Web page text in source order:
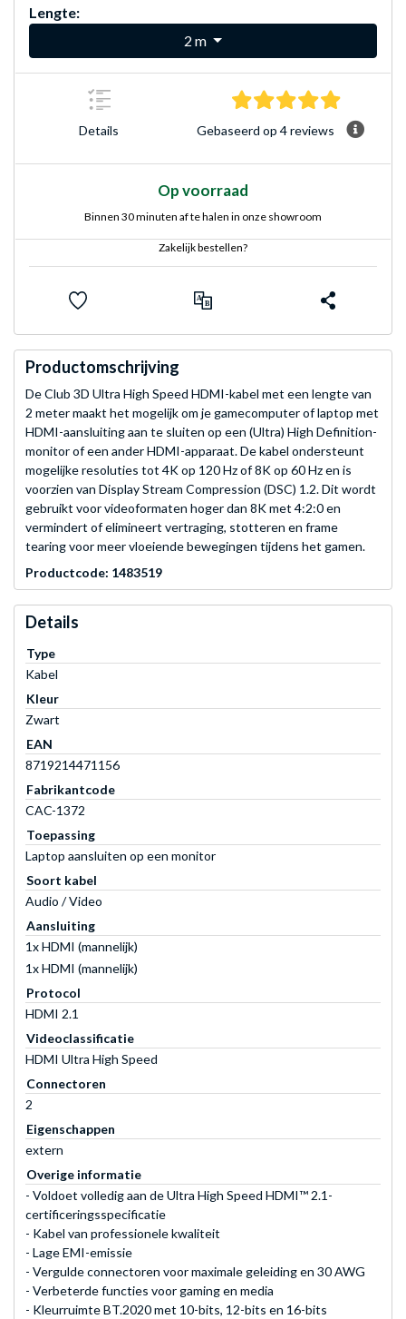
Lengte:
2 m
Details
5.0 sterren
Gebaseerd op 4 reviews
Op voorraad
Binnen 30 minuten af te halen in onze showroom
Zakelijk bestellen?
Productomschrijving
De Club 3D Ultra High Speed HDMI-kabel met een lengte van
2 meter maakt het mogelijk om je gamecomputer of laptop met
HDMI-aansluiting aan te sluiten op een (Ultra) High Definition-
monitor of een ander HDMI-apparaat. De kabel ondersteunt
mogelijke resoluties tot 4K op 120 Hz of 8K op 60 Hz en is
voorzien van Display Stream Compression (DSC) 1.2. Dit wordt
gebruikt voor videoformaten hoger dan 8K met 4:2:0 en
vermindert of elimineert vertraging, stotteren en frame
tearing voor meer vloeiende bewegingen tijdens het gamen.
Productcode: 1483519
Details
Type
Kabel
Kleur
Zwart
EAN
8719214471156
Fabrikantcode
CAC-1372
Toepassing
Laptop aansluiten op een monitor
Soort kabel
Audio / Video
Aansluiting
1x HDMI (mannelijk)
1x HDMI (mannelijk)
Protocol
HDMI 2.1
Videoclassificatie
HDMI Ultra High Speed
Connectoren
2
Eigenschappen
extern
Overige informatie
- Voldoet volledig aan de Ultra High Speed HDMI™ 2.1-
certificeringsspecificatie
- Kabel van professionele kwaliteit
- Lage EMI-emissie
- Vergulde connectoren voor maximale geleiding en 30 AWG
- Verbeterde functies voor gaming en media
- Kleurruimte BT.2020 met 10-bits, 12-bits en 16-bits